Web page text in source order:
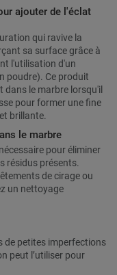
ajouter de l'éclat
qui ravive la
sa surface grâce à
l'utilisation d'un
poudre). Ce produit
dans le marbre lorsqu'il
pour former une fine
brillante.
le marbre
pour éliminer
résidus présents.
de cirage ou
un nettoyage
de petites imperfections
peut l’utiliser pour